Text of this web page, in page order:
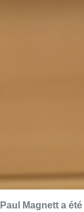
Paul Magnett a été